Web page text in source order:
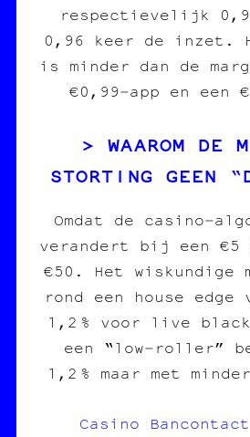
respectievelijk
0,96 keer de inzet.
is minder dan de
€0,99‑app en een
WAAROM DE
STORTING GEEN
Omdat de
verandert bij een €5
€50. Het wiskundige
rond een house edge
1,2 % voor live
een “low‑roller”
1,2 % maar met
Casino Bancontact